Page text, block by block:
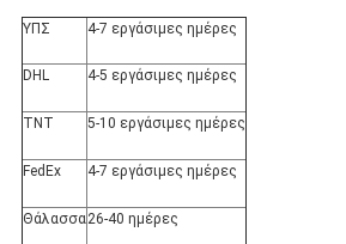
ΥΠΣ 4-7 εργάσιμες ημέρες
DHL 4-5 εργάσιμες ημέρες
TNT 5-10 εργάσιμες ημέρες
FedEx 4-7 εργάσιμες ημέρες
Θάλασσα26-40 ημέρες